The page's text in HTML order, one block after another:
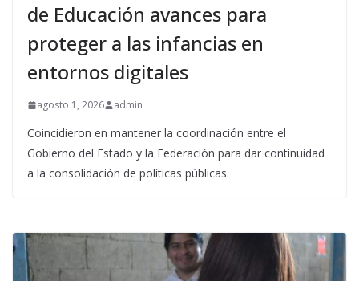
de Educación avances para
proteger a las infancias en
entornos digitales
agosto 1, 2026 admin
Coincidieron en mantener la coordinación entre el
Gobierno del Estado y la Federación para dar continuidad
a la consolidación de políticas públicas.